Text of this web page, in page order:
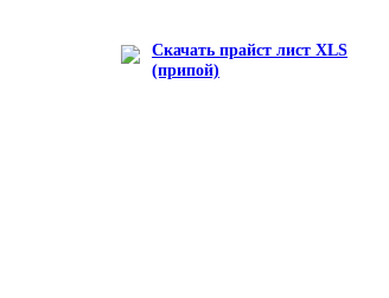
Скачать прайст лист XLS
(припой)